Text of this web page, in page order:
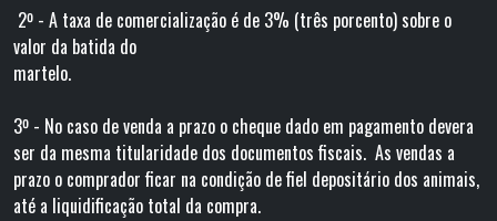
2º - A taxa de comercialização é de 3% (três porcento) sobre o
valor da batida do
3º - No caso de venda a prazo o cheque dado em pagamento devera
ser da mesma titularidade dos documentos fiscais. As vendas a
prazo o comprador ficar na condição de fiel depositário dos animais,
até a liquidificação total da compra.